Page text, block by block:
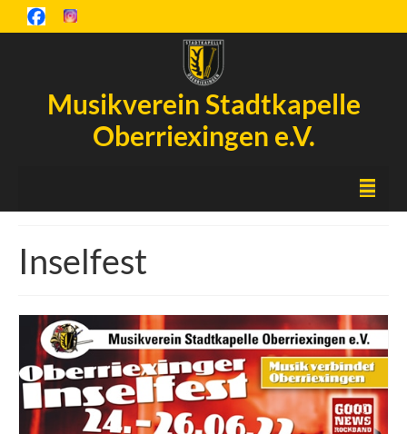
Musikverein Stadtkapelle
Oberriexingen e.V.
Inselfest
Aktuelles
Chronik
Orchester
Ausbildung
Inselfest